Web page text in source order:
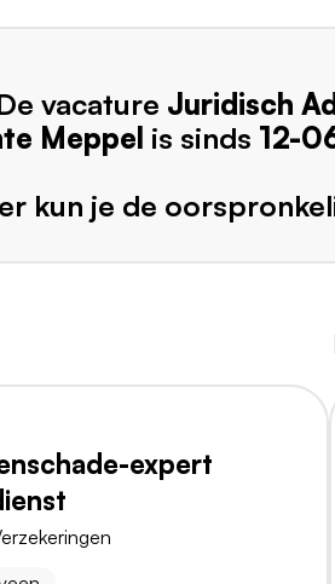
vacature Juridisch
Meppel is sinds 12-
kun je de
expert